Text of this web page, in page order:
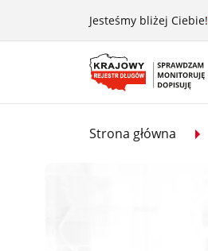
Przejdź do treści głównej
Jesteśmy bliżej Ciebie!
Strona główna